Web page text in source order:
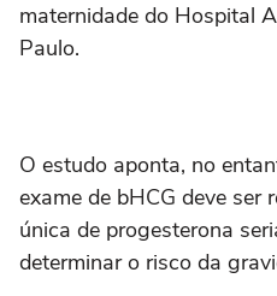
maternidade do Hospital
Paulo.
O estudo aponta, no
exame de bHCG deve ser
única de progesterona
determinar o risco da